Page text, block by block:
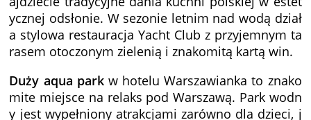
ycznej odsłonie. W sezonie letnim nad wodą dział
a stylowa restauracja Yacht Club z przyjemnym ta
rasem otoczonym zielenią i znakomitą kartą win.
Duży aqua park w hotelu Warszawianka to znako
mite miejsce na relaks pod Warszawą. Park wodn
y jest wypełniony atrakcjami zarówno dla dzieci, j